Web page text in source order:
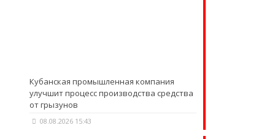
Кубанская промышленная компания
улучшит процесс производства средства
от грызунов
08.08.2026 15:43